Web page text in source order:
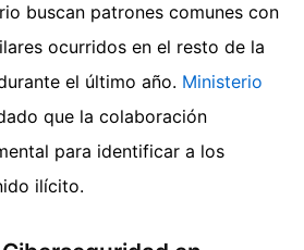
buscan patrones comunes con
ocurridos en el resto de la
el último año. Ministerio
que la colaboración
para identificar a los
ilícito.